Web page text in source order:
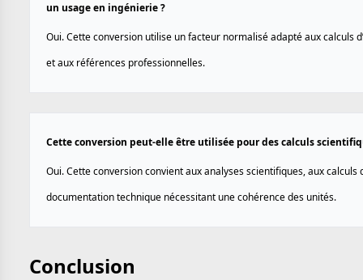
un usage en ingénierie ?
Oui. Cette conversion utilise un facteur normalisé adapté aux calculs
et aux références professionnelles.
Cette conversion peut-elle être utilisée pour des calculs
Oui. Cette conversion convient aux analyses scientifiques, aux calculs
documentation technique nécessitant une cohérence des unités.
Conclusion